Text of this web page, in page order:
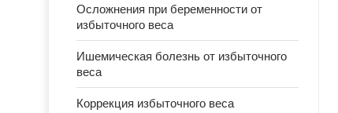
Осложнения при беременности от
избыточного веса
Ишемическая болезнь от избыточного
веса
Коррекция избыточного веса